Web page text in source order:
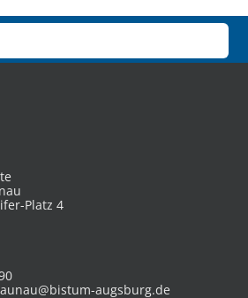
Platz 4
augsburg.de